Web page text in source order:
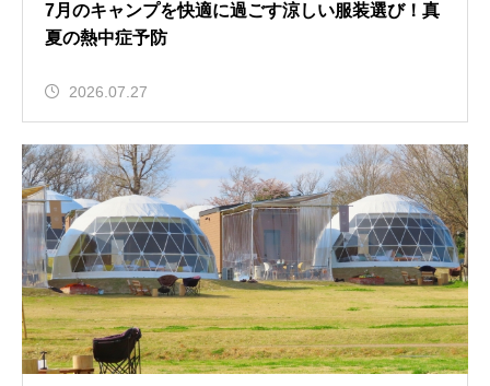
7月のキャンプを快適に過ごす涼しい服装選び！真
夏の熱中症予防
2026.07.27